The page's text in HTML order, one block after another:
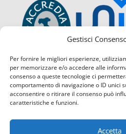
Gestisci
Per fornire le migliori esperienze,
per memorizzare e/o accedere alle
consenso a queste tecnologie ci
comportamento di navigazione o ID unici
acconsentire o ritirare il consenso può
caratteristiche e funzioni.
Accetta